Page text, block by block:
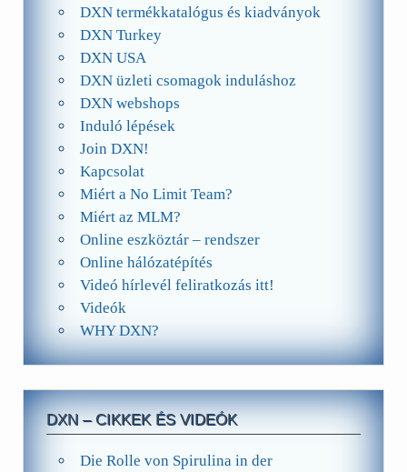
DXN termékkatalógus és kiadványok
DXN Turkey
DXN USA
DXN üzleti csomagok induláshoz
DXN webshops
Induló lépések
Join DXN!
Kapcsolat
Miért a No Limit Team?
Miért az MLM?
Online eszköztár – rendszer
Online hálózatépítés
Videó hírlevél feliratkozás itt!
Videók
WHY DXN?
DXN – CIKKEK ÉS VIDEÓK
Die Rolle von Spirulina in der